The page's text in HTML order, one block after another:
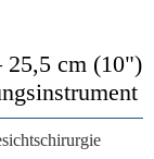
25,5 cm (10")